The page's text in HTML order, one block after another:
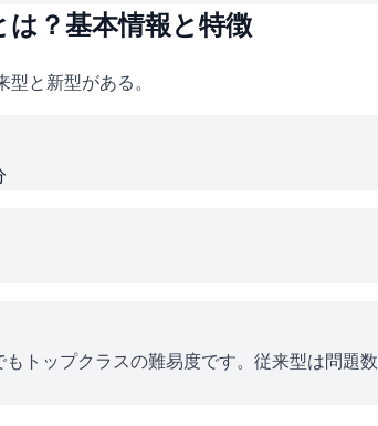
は？基本情報と特徴
と新型がある。
もトップクラスの難易度です。従来型は問